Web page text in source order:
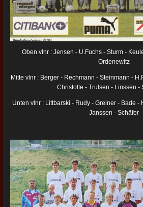
Oben vlnr : Jensen - U.Fuchs - Sturm -
Ordenewitz
Mitte vlnr : Berger - Rechmann - Steinmann -
Christofte - Trulsen - Linssen -
Unten vlnr : Littbarski - Rudy - Greiner - Bade -
Janssen - Schäfer